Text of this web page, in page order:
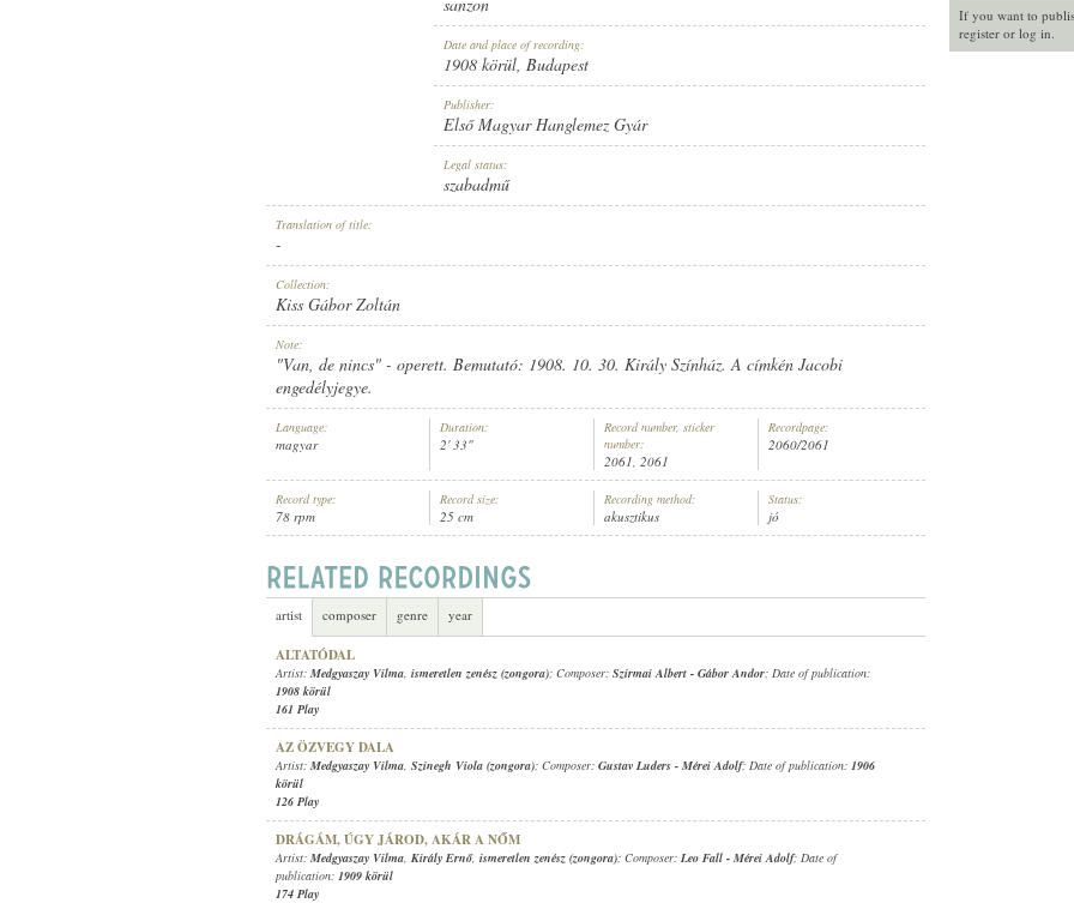
If you want to
register or log in.
ARTIST: MEDGYASZAY VILMA,VINCZE ZSIGMOND (ZONGORA)
ELSŐ MAGYAR HANGLEMEZ GYÁR
2061
Date and place of recording:
1908 körül, Budapest
Publisher:
Első Magyar Hanglemez Gyár
Legal status:
szabadmű
Translation of title:
-
Collection:
Kiss Gábor Zoltán
Note:
"Van, de nincs" - operett. Bemutató: 1908. 10. 30. Király Színház. A címkén Jacobi
engedélyjegye.
Language:
magyar
Duration:
2' 33"
Record number, sticker
number:
2061, 2061
Recordpage:
2060/2061
Record type:
78 rpm
Record size:
25 cm
Recording method:
akusztikus
Status:
jó
artist composer genre year
ALTATÓDAL
Artist: Medgyaszay Vilma, ismeretlen zenész (zongora); Composer: Szirmai Albert - Gábor Andor; Date of publication:
1908 körül
161 Play
AZ ÖZVEGY DALA
Artist: Medgyaszay Vilma, Szinegh Viola (zongora); Composer: Gustav Luders - Mérei Adolf; Date of publication: 1906
körül
126 Play
DRÁGÁM, ÚGY JÁROD, AKÁR A NŐM
Artist: Medgyaszay Vilma, Király Ernő, ismeretlen zenész (zongora); Composer: Leo Fall - Mérei Adolf; Date of
publication: 1909 körül
174 Play